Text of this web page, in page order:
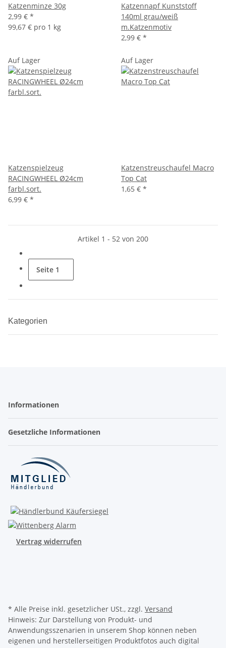
Katzenminze 30g
2,99 € *
99,67 € pro 1 kg
Katzennapf Kunststoff
140ml grau/weiß
m.Katzenmotiv
2,99 € *
Auf Lager
Katzenspielzeug
RACINGWHEEL Ø24cm
farbl.sort.
6,99 € *
Auf Lager
Katzenstreuschaufel Macro
Top Cat
1,65 € *
Artikel 1 - 52 von 200
Seite 1
Kategorien
Informationen
Gesetzliche Informationen
Vertrag widerrufen
* Alle Preise inkl. gesetzlicher USt., zzgl. Versand
Hinweis: Zur Darstellung von Produkt- und
Anwendungsszenarien in unserem Shop können neben
eigenen und herstellerseitigen Produktfotos auch digital